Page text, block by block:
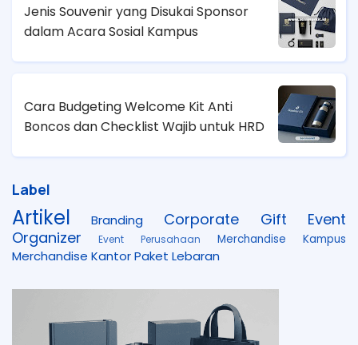
Jenis Souvenir yang Disukai Sponsor
dalam Acara Sosial Kampus
Cara Budgeting Welcome Kit Anti
Boncos dan Checklist Wajib untuk HRD
Label
Artikel Branding Corporate Gift
Event
Organizer
Event Perusahaan Merchandise Kampus
Merchandise KantorPaket Lebaran